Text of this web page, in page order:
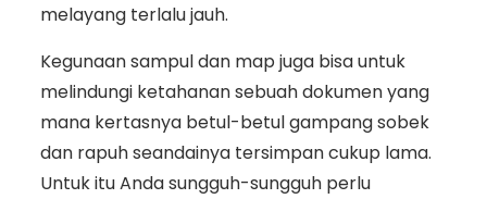
melayang terlalu jauh.
Kegunaan sampul dan map juga bisa untuk
melindungi ketahanan sebuah dokumen yang
mana kertasnya betul-betul gampang sobek
dan rapuh seandainya tersimpan cukup lama.
Untuk itu Anda sungguh-sungguh perlu